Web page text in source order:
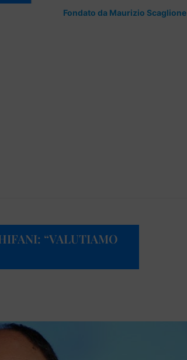
Fondato da Maurizio Scaglione
“VALUTIAMO